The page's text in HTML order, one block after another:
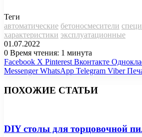
Теги
автоматические бетоносмесители
характеристики эксплуатационные
01.07.2022
0 Время чтения: 1 минута
Facebook X Pinterest Вконтакте
Messenger WhatsApp Telegram Viber
ПОХОЖИЕ СТАТЬИ
DIY столы для торцовочной